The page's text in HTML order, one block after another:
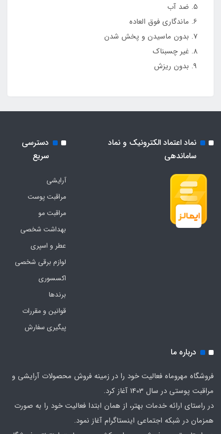
ضد آب
ماندگاری فوق العاده
بدون ماسیدن و پخش شدن
غیر چسبناک
بدون ریزش
نماد اعتماد الکترونیک و نماد
ساماندهی
دسترسی
سریع
آرایشی
مراقبت پوست
مراقبت مو
بهداشت شخصی
عطر و اسپری
لوازم برقی شخصی
اکسسوری
برندها
قوانین و مقررات
پیگیری سفارش
درباره ما
فروشگاه مهروماه فعالیت خود را در زمینه فروش محصولات آرایشی و
مراقبت پوستی در سال 1403 آغاز کرد.
در راستای ارائه خدمات بهتر، از همان ابتدا فعالیت خود را به صورت
همزمان در شبکه اجتماعی اینستاگرام آغاز نمود.